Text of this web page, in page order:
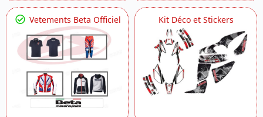
Vetements Beta Officiel Kit Déco et Stickers